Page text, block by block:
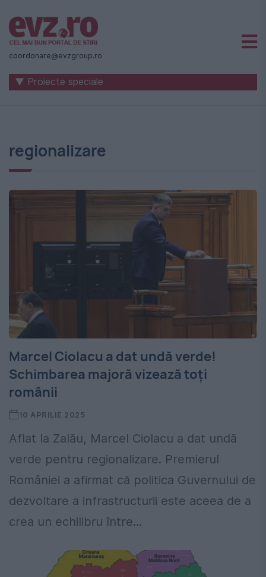
Știri
naționale
internaționale
-
Evenimentul
Zilei
coordonare@evzgroup.ro
▼ Proiecte speciale
regionalizare
Marcel Ciolacu a dat undă verde!
Schimbarea majoră vizează toți
românii
10 APRILIE 2025
Aflat la Zalău, Marcel Ciolacu a dat undă
verde pentru regionalizare. Premierul
României a afirmat că politica Guvernului de
dezvoltare a infrastructurii este aceea de a
crea un echilibru între...